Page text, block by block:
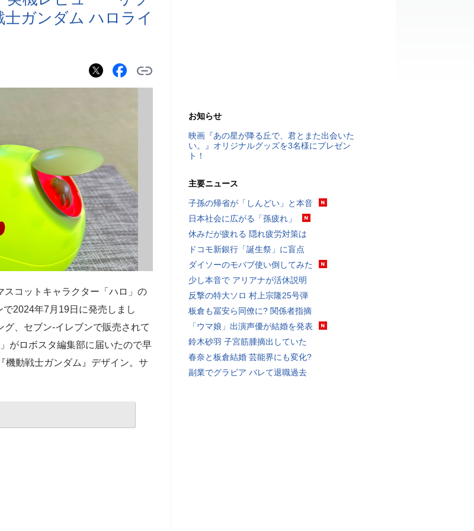
ガンダム ハロライ
コットキャラクター「ハロ」の
2024年7月19日に発売しまし
、セブン‐イレブンで販売されて
がロボスタ編集部に届いたので早
機動戦士ガンダム』デザイン。サ
お知らせ
映画『あの星が降る丘で、君とまた出会いた
い。』オリジナルグッズを3名様にプレゼン
ト！
主要ニュース
子孫の帰省が「しんどい」と本音
日本社会に広がる「孫疲れ」
休みだが疲れる 隠れ疲労対策は
ドコモ新銀行「誕生祭」に盲点
ダイソーのモバブ使い倒してみた
少し本音で アリアナが活休説明
反撃の特大ソロ 村上宗隆25号弾
板倉も冨安ら同僚に? 関係者指摘
「ウマ娘」出演声優が結婚を発表
鈴木砂羽 子宮筋腫摘出していた
春奈と板倉結婚 芸能界にも変化?
副業でグラビア バレて退職過去